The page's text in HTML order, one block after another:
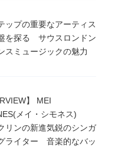
ップの重要なアーティス
を探る サウスロンドン
スミュージックの魅力
】 MEI
メイ・シモネス)
リンの新進気鋭のシンガ
ライター 音楽的なバッ